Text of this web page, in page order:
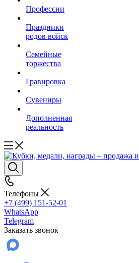
Профессии
Праздники
родов войск
Семейные
торжества
Гравировка
Сувениры
Дополненная
реальность
Телефоны
+7 (499) 151-52-01
WhatsApp
Telegram
Заказать звонок